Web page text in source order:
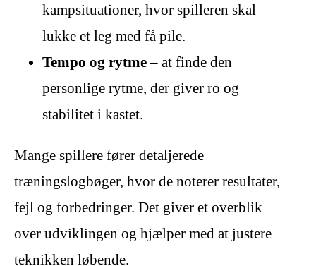
kampsituationer, hvor spilleren skal
lukke et leg med få pile.
Tempo og rytme– at finde den
personlige rytme, der giver ro og
stabilitet i kastet.
Mange spillere fører detaljerede
træningslogbøger, hvor de noterer resultater,
fejl og forbedringer. Det giver et overblik
over udviklingen og hjælper med at justere
teknikken løbende.